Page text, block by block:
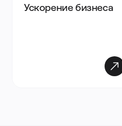
Ускорение бизнеса